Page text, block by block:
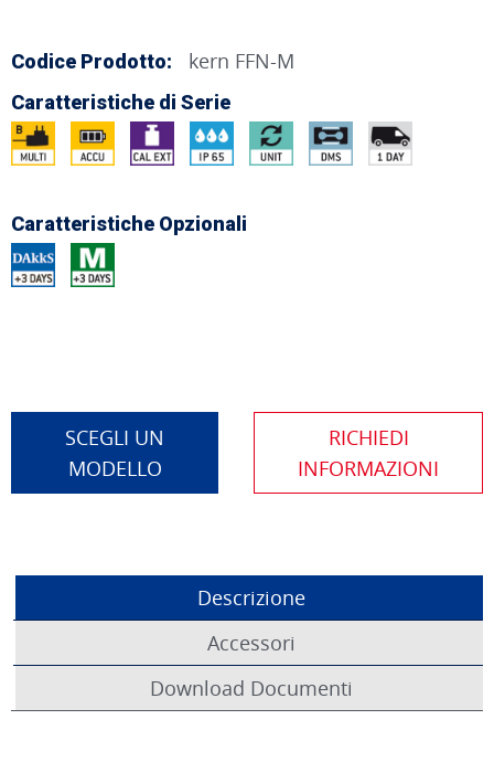
Codice Prodotto: kern FFN-M
Caratteristiche di Serie
Caratteristiche Opzionali
SCEGLI UN
MODELLO
Descrizione
Accessori
Download Documenti